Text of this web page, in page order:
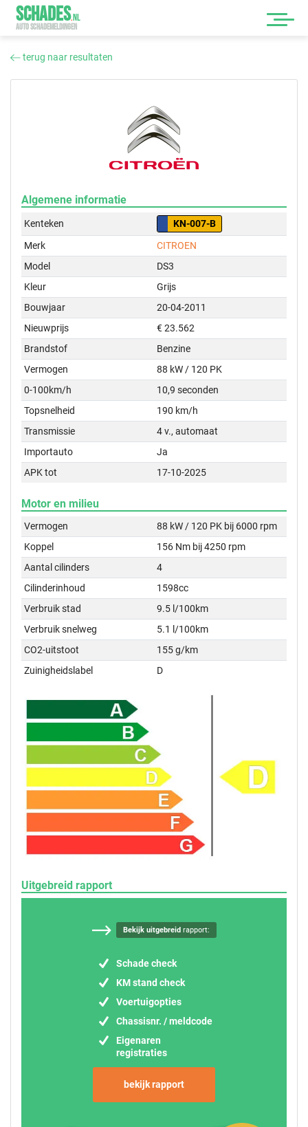
SCHADES.NL
AUTO SCHADEMELDINGEN
terug naar resultaten
Algemene informatie
Kenteken
KN-007-B
Merk
CITROEN
Model
DS3
Kleur
Grijs
Bouwjaar
20-04-2011
Nieuwprijs
€ 23.562
Brandstof
Benzine
Vermogen
88 kW / 120 PK
0-100km/h
10,9 seconden
Topsnelheid
190 km/h
Transmissie
4 v., automaat
Importauto
Ja
APK tot
17-10-2025
Motor en milieu
Vermogen
88 kW / 120 PK bij 6000 rpm
Koppel
156 Nm bij 4250 rpm
Aantal cilinders
4
Cilinderinhoud
1598cc
Verbruik stad
9.5 l/100km
Verbruik snelweg
5.1 l/100km
CO2-uitstoot
155 g/km
Zuinigheidslabel
D
Uitgebreid rapport
Bekijk uitgebreidrapport:
Schade check
KM stand check
Voertuigopties
Chassisnr. / meldcode
Eigenaren
registraties
bekijk rapport